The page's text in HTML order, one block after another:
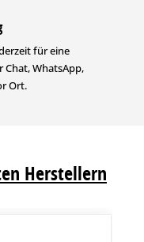
für eine
Chat, WhatsApp,
Ort.
Herstellern